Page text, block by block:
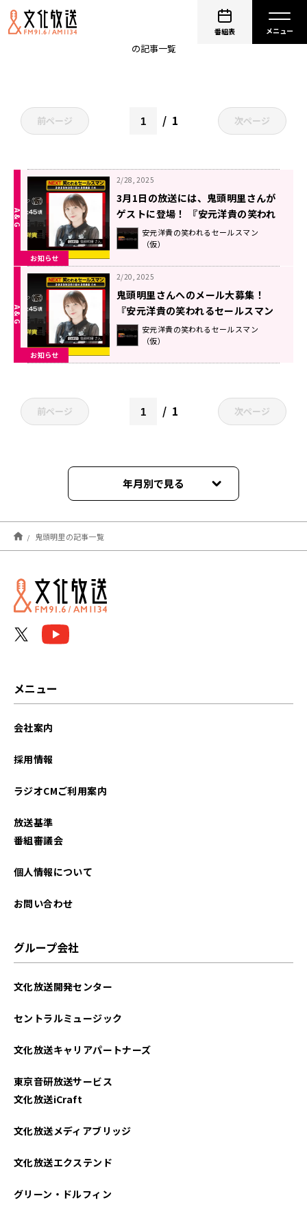
番組表
の記事一覧
前ページ 1 次ページ
お知らせ
2/28, 2025
3月1日の放送には、鬼頭明里さんが
ゲストに登場！ 『安元洋貴の笑われ
るセールスマン（仮）』
安元洋貴の笑われるセールスマン
（仮）
お知らせ
2/20, 2025
鬼頭明里さんへのメール大募集！
『安元洋貴の笑われるセールスマン
（仮）』安元洋貴の笑われるセールスマン
（仮）
前ページ 1 次ページ
年月別で見る
2026年04月
2026年03月
2025年10月
2022年09月
2021年11月
2021年06月
2021年05月
2021年04月
鬼頭明里の記事一覧
メニュー
会社案内
採用情報
ラジオCMご利用案内
放送基準
番組審議会
個人情報について
お問い合わせ
グループ会社
文化放送開発センター
セントラルミュージック
文化放送キャリアパートナーズ
東京音研放送サービス
文化放送iCraft
文化放送メディアブリッジ
文化放送エクステンド
グリーン・ドルフィン